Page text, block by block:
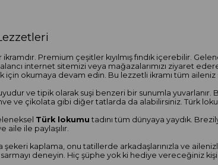
Premium çeşitler kıyılmış fındık içerebilir.
internet sitemizi veya mağazalarımızı ziyaret
için okumaya devam edin. Bu lezzetli ikramı tüm
ve tipik olarak suşi benzeri bir sunumla yuvarlanır.
ve çikolata gibi diğer tatlarda da alabilirsiniz. Türk
Türk lokumu tadını tüm dünyaya yaydık.
aile ile paylaşılır.
şekeri kaplama, onu tatillerde arkadaşlarınızla ve
deneyin. Hiç şüphe yok ki hediye vereceğiniz